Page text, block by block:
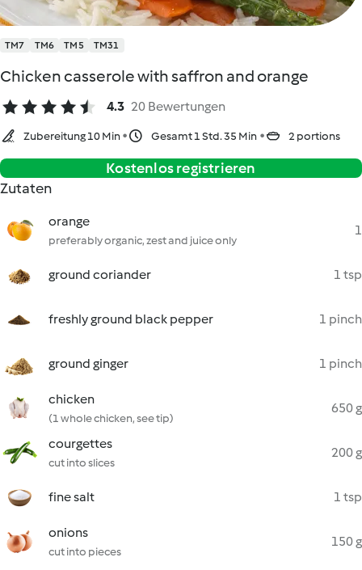
TM7 TM6 TM5 TM31
Chicken casserole with saffron and orange
4.3 20 Bewertungen
Zubereitung 10 Min Gesamt 1 Std. 35 Min 2 portions
Kostenlos registrieren
Zutaten
orange
preferably organic, zest and juice only
1
ground coriander 1 tsp
freshly ground black pepper 1 pinch
ground ginger 1 pinch
chicken
(1 whole chicken, see tip)
650 g
courgettes
cut into slices
200 g
fine salt 1 tsp
onions
cut into pieces
150 g